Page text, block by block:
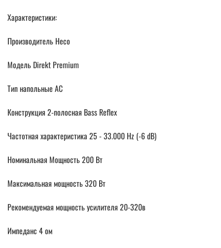
Характеристики:
Производитель Heco
Модель Direkt Premium
Тип напольные АС
Конструкция 2-полосная Bass Reflex
Частотная характеристика 25 - 33.000 Hz (-6 dB)
Номинальная Мощность 200 Вт
Максимальная мощность 320 Вт
Рекомендуемая мощность усилителя 20-320в
Импеданс 4 ом